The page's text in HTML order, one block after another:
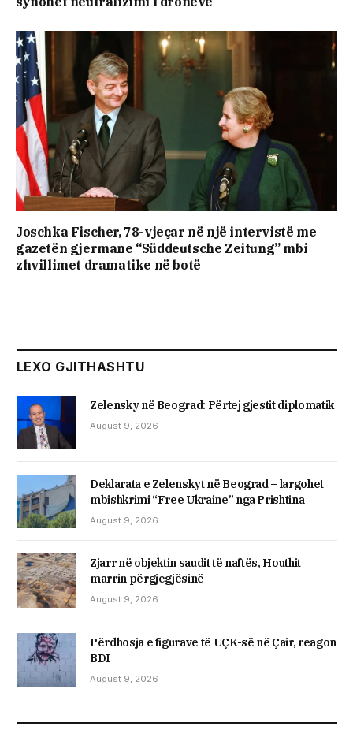
Joschka Fischer, 78-vjeçar në një intervistë me
gazetën gjermane “Süddeutsche Zeitung” mbi
zhvillimet dramatike në botë
LEXO GJITHASHTU
Zelensky në Beograd: Përtej gjestit diplomatik
August 9, 2026
Deklarata e Zelenskyt në Beograd – largohet
mbishkrimi “Free Ukraine” nga Prishtina
August 9, 2026
Zjarr në objektin saudit të naftës, Houthit
marrin përgjegjësinë
August 9, 2026
Përdhosja e figurave të UÇK-së në Çair, reagon
BDI
August 9, 2026